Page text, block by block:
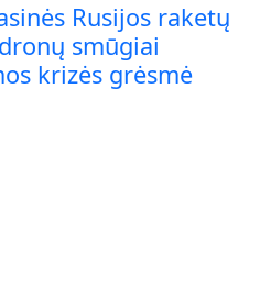
Rusijos raketų
smūgiai
krizės grėsmė